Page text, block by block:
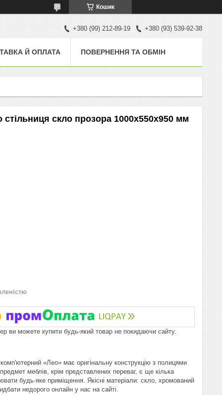
Кошик
+380 (99) 212-89-19 +380 (93) 539-92-38
Й ОПЛАТА ПОВЕРНЕННЯ ТА ОБМІН
скло прозора 1000х550х950 мм
ви можете купити будь-який товар не покидаючи сайту.
«Лео» має оригінальну конструкцію з полицями
меблів, крім представлених переваг, є ще кілька
будь-яке приміщення. Якісні матеріали: скло, хромований
недорого онлайн у нас на сайті.